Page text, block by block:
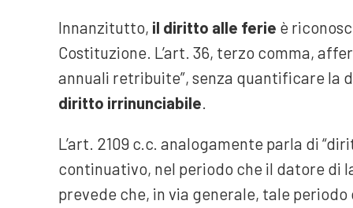
Innanzitutto, il diritto alle ferie è
Costituzione. L’art. 36, terzo comma,
annuali retribuite”, senza quantificare la
diritto irrinunciabile
L’art. 2109 c.c. analogamente parla di
continuativo, nel periodo che il datore di
prevede che, in via generale, tale